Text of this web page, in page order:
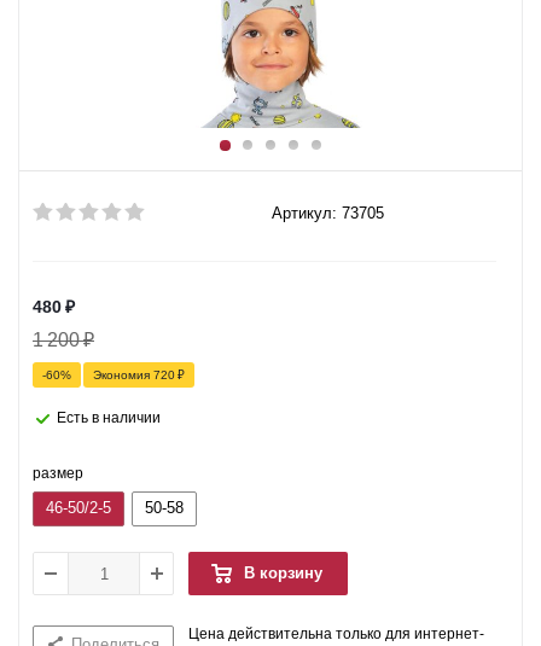
Артикул: 73705
480₽
1 200₽
-60% Экономия 720₽
Есть в наличии
размер
46-50/2-5 50-58
В корзину
Цена действительна только для интернет-